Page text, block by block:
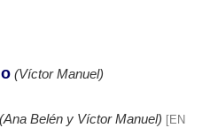
(Víctor Manuel)
(Ana Belén y Víctor Manuel)
[EN